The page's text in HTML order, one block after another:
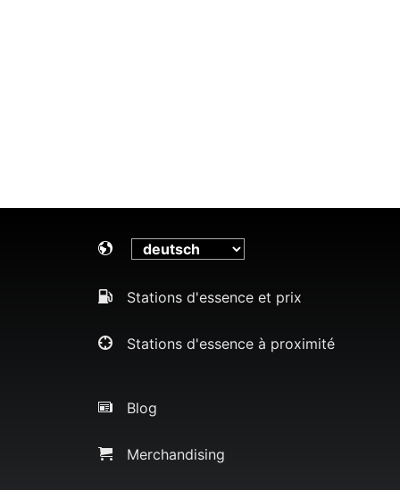
Stations d'essence et prix
Stations d'essence à proximité
Blog
Merchandising